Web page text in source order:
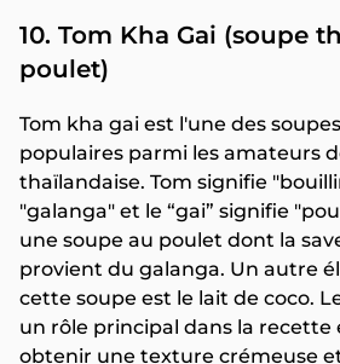
10. Tom Kha Gai (soupe
poulet)
Tom kha gai est l'une des
populaires parmi les amateurs
thaïlandaise. Tom signifie
"galanga" et le “gai” signifie
une soupe au poulet dont la
provient du galanga. Un autre
cette soupe est le lait de coco.
un rôle principal dans la
obtenir une texture crémeuse